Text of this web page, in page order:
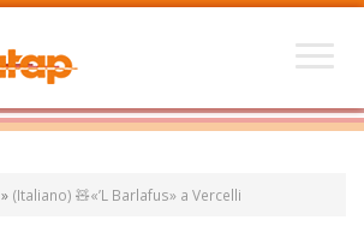
» (Italiano) 🧸«’L Barlafus» a Vercelli